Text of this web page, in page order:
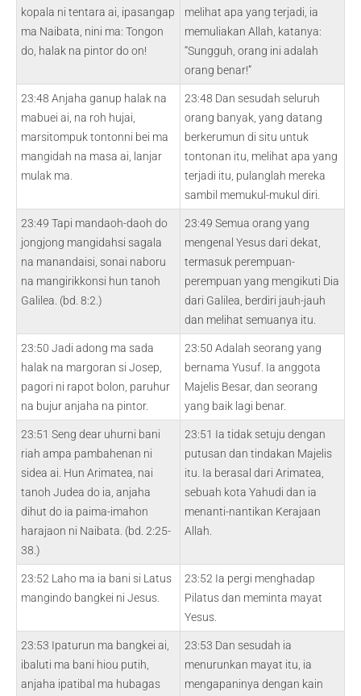
kopala ni tentara ai, ipasangap
ma Naibata, nini ma: Tongon
do, halak na pintor do on!
melihat apa yang terjadi, ia
memuliakan Allah, katanya:
“Sungguh, orang ini adalah
orang benar!”
23:48 Anjaha ganup halak na
mabuei ai, na roh hujai,
marsitompuk tontonni bei ma
mangidah na masa ai, lanjar
mulak ma.
23:48 Dan sesudah seluruh
orang banyak, yang datang
berkerumun di situ untuk
tontonan itu, melihat apa yang
terjadi itu, pulanglah mereka
sambil memukul-mukul diri.
23:49 Tapi mandaoh-daoh do
jongjong mangidahsi sagala
na manandaisi, sonai naboru
na mangirikkonsi hun tanoh
Galilea. (bd. 8:2.)
23:49 Semua orang yang
mengenal Yesus dari dekat,
termasuk perempuan-
perempuan yang mengikuti Dia
dari Galilea, berdiri jauh-jauh
dan melihat semuanya itu.
23:50 Jadi adong ma sada
halak na margoran si Josep,
pagori ni rapot bolon, paruhur
na bujur anjaha na pintor.
23:50 Adalah seorang yang
bernama Yusuf. Ia anggota
Majelis Besar, dan seorang
yang baik lagi benar.
23:51 Seng dear uhurni bani
riah ampa pambahenan ni
sidea ai. Hun Arimatea, nai
tanoh Judea do ia, anjaha
dihut do ia paima-imahon
harajaon ni Naibata. (bd. 2:25-
38.)
23:51 Ia tidak setuju dengan
putusan dan tindakan Majelis
itu. Ia berasal dari Arimatea,
sebuah kota Yahudi dan ia
menanti-nantikan Kerajaan
Allah.
23:52 Laho ma ia bani si Latus
mangindo bangkei ni Jesus.
23:52 Ia pergi menghadap
Pilatus dan meminta mayat
Yesus.
23:53 Ipaturun ma bangkei ai,
ibaluti ma bani hiou putih,
anjaha ipatibal ma hubagas
23:53 Dan sesudah ia
menurunkan mayat itu, ia
mengapaninya dengan kain